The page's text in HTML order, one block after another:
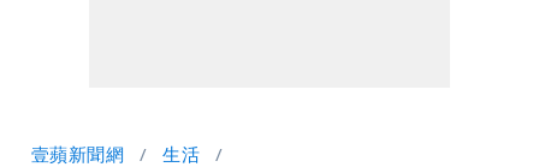
壹蘋新聞網 生活